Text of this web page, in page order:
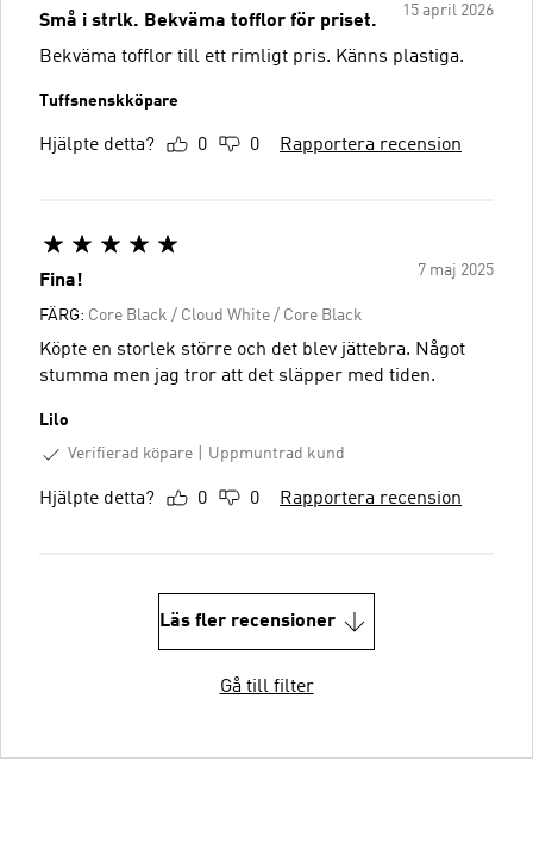
15 april 2026
Små i strlk. Bekväma tofflor för priset.
Bekväma tofflor till ett rimligt pris. Känns plastiga.
Tuffsnenskköpare
Hjälpte detta? 0 0 Rapportera recension
7 maj 2025
Fina!
FÄRG: Core Black / Cloud White / Core Black
Köpte en storlek större och det blev jättebra. Något
stumma men jag tror att det släpper med tiden.
Lilo
Verifierad köpare
Uppmuntrad kund
Hjälpte detta? 0 0 Rapportera recension
Läs fler recensioner
Gå till filter